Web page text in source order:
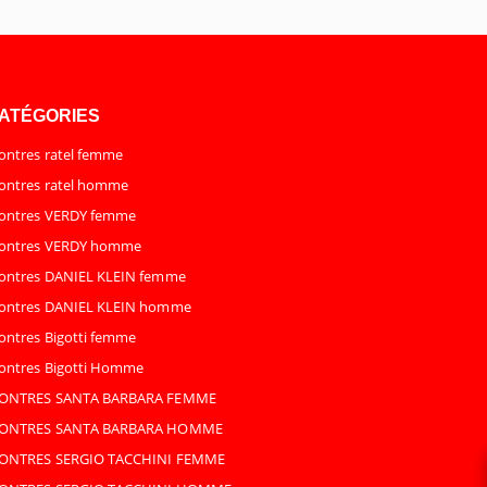
ratel femme
ratel homme
VERDY femme
VERDY homme
DANIEL KLEIN femme
DANIEL KLEIN homme
Bigotti femme
Bigotti Homme
SANTA BARBARA FEMME
SANTA BARBARA HOMME
SERGIO TACCHINI FEMME